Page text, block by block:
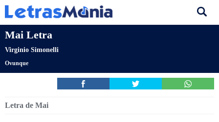
Mai Letra
Virginio Simonelli
Ovunque
Letra de Mai